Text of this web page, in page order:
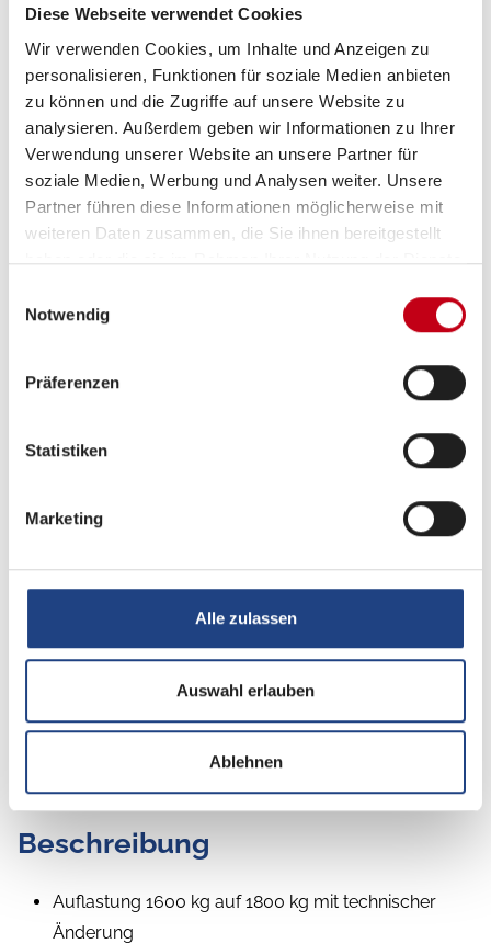
Diese Webseite verwendet Cookies
Wir verwenden Cookies, um Inhalte und Anzeigen zu
personalisieren, Funktionen für soziale Medien anbieten
zu können und die Zugriffe auf unsere Website zu
analysieren. Außerdem geben wir Informationen zu Ihrer
Verwendung unserer Website an unsere Partner für
soziale Medien, Werbung und Analysen weiter. Unsere
Partner führen diese Informationen möglicherweise mit
weiteren Daten zusammen, die Sie ihnen bereitgestellt
haben oder die sie im Rahmen Ihrer Nutzung der Dienste
Notwendig
Präferenzen
Statistiken
Marketing
Alle zulassen
Auswahl erlauben
Ablehnen
3-Flammkocher
Sanitär
WC
Schlafplätze 2
Beschreibung
Auflastung 1600 kg auf 1800 kg mit technischer
Änderung